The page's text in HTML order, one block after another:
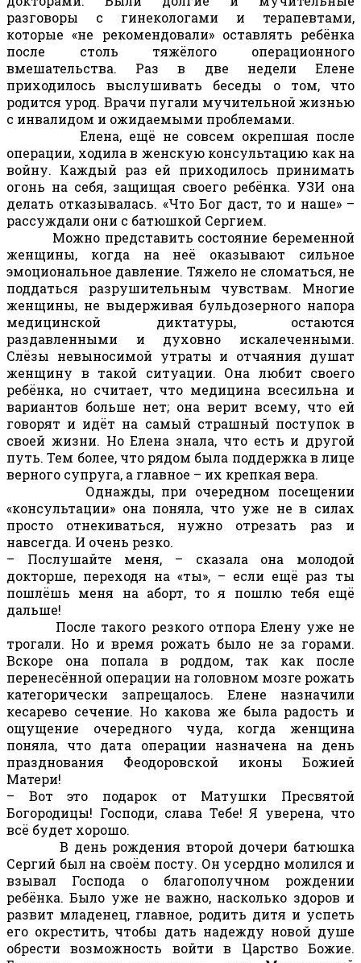
разговоры с гинекологами и терапевтами,
которые «не рекомендовали» оставлять ребёнка
после столь тяжёлого операционного
вмешательства. Раз в две недели Елене
приходилось выслушивать беседы о том, что
родится урод. Врачи пугали мучительной жизнью
с инвалидом и ожидаемыми проблемами.
Елена, ещё не совсем окрепшая после
операции, ходила в женскую консультацию как на
войну. Каждый раз ей приходилось принимать
огонь на себя, защищая своего ребёнка. УЗИ она
делать отказывалась. «Что Бог даст, то и наше» –
рассуждали они с батюшкой Сергием.
Можно представить состояние беременной
женщины, когда на неё оказывают сильное
эмоциональное давление. Тяжело не сломаться, не
поддаться разрушительным чувствам. Многие
женщины, не выдерживая бульдозерного напора
медицинской диктатуры, остаются
раздавленными и духовно искалеченными.
Слёзы невыносимой утраты и отчаяния душат
женщину в такой ситуации. Она любит своего
ребёнка, но считает, что медицина всесильна и
вариантов больше нет; она верит всему, что ей
говорят и идёт на самый страшный поступок в
своей жизни. Но Елена знала, что есть и другой
путь. Тем более, что рядом была поддержка в лице
верного супруга, а главное – их крепкая вера.
Однажды, при очередном посещении
«консультации» она поняла, что уже не в силах
просто отнекиваться, нужно отрезать раз и
навсегда. И очень резко.
– Послушайте меня, – сказала она молодой
докторше, переходя на «ты», – если ещё раз ты
пошлёшь меня на аборт, то я пошлю тебя ещё
дальше!
После такого резкого отпора Елену уже не
трогали. Но и время рожать было не за горами.
Вскоре она попала в роддом, так как после
перенесённой операции на головном мозге рожать
категорически запрещалось. Елене назначили
кесарево сечение. Но какова же была радость и
ощущение очередного чуда, когда женщина
поняла, что дата операции назначена на день
празднования Феодоровской иконы Божией
Матери!
– Вот это подарок от Матушки Пресвятой
Богородицы! Господи, слава Тебе! Я уверена, что
всё будет хорошо.
В день рождения второй дочери батюшка
Сергий был на своём посту. Он усердно молился и
взывал Господа о благополучном рождении
ребёнка. Было уже не важно, насколько здоров и
развит младенец, главное, родить дитя и успеть
его окрестить, чтобы дать надежду новой душе
обрести возможность войти в Царство Божие.